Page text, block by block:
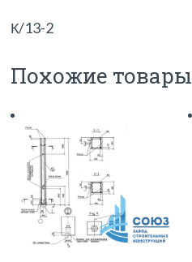
К/13-2
Похожие товары